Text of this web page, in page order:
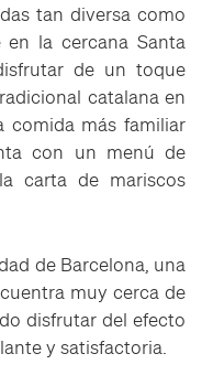
tan diversa como
la cercana Santa
de un toque
catalana en
comida más familiar
con un menú de
carta de mariscos
de Barcelona, ​​una
muy cerca de
disfrutar del efecto
y satisfactoria.